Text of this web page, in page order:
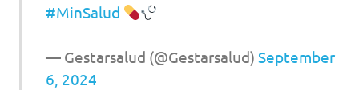
#MinSalud
— Gestarsalud (@Gestarsalud) September
6, 2024